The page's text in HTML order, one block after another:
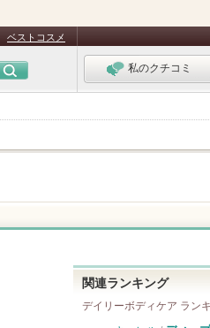
ベストコスメ
私のクチコミ
関連ランキング
デイリーボディケア ラン